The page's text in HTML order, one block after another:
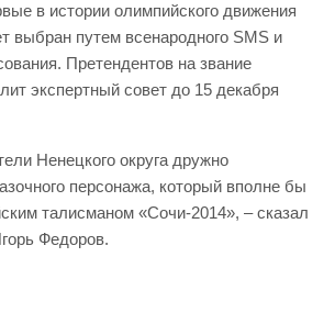
в истории олимпийского движения
выбран путем всенародного SMS и
Претендентов на звание
экспертный совет до 15 декабря
Ненецкого округа дружно
персонажа, который вполне бы
талисманом «Сочи-2014», – сказал
Федоров.